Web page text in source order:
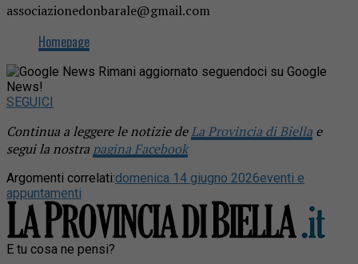
associazionedonbarale@gmail.com
Homepage
Rimani aggiornato seguendoci su Google
News!
SEGUICI
Continua a leggere le notizie deLa Provincia di Biella e
segui la nostra pagina Facebook
Argomenti correlati:domenica 14 giugno 2026eventi e
appuntamenti
E tu cosa ne pensi?